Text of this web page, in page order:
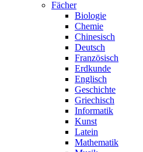
Fächer
Biologie
Chemie
Chinesisch
Deutsch
Französisch
Erdkunde
Englisch
Geschichte
Griechisch
Informatik
Kunst
Latein
Mathematik